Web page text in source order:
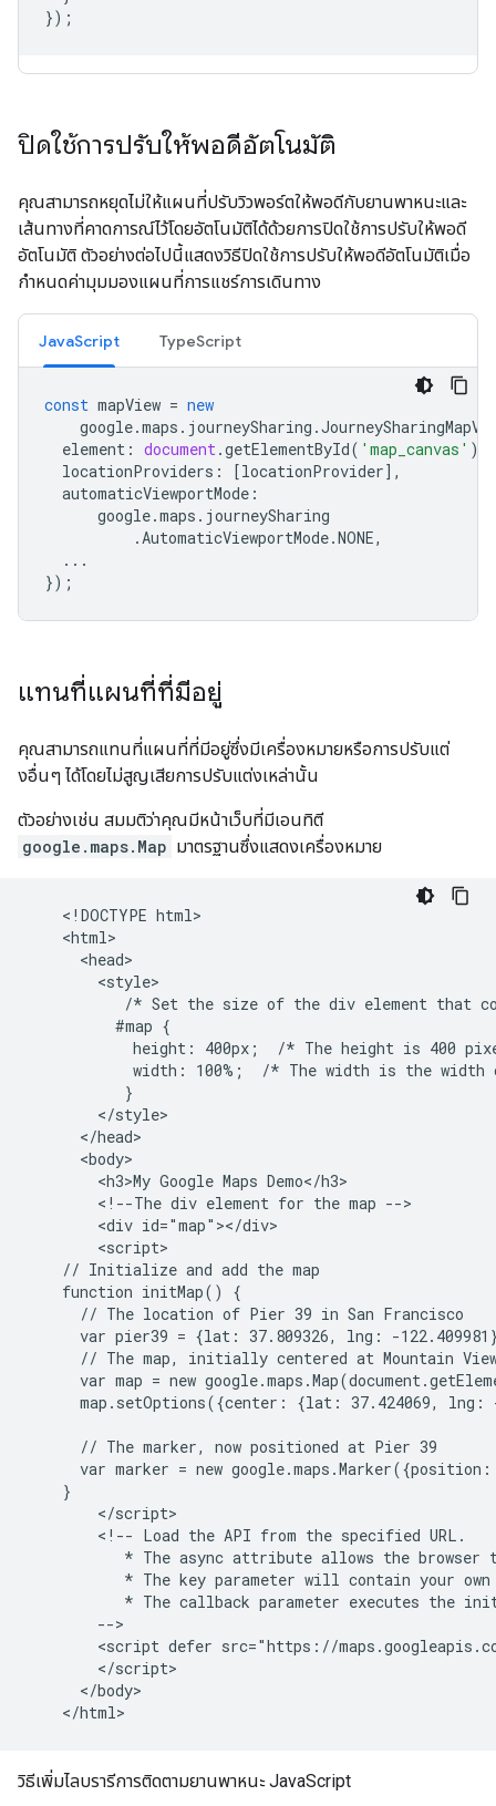
});
ปิดใช้การปรับให้พอดีอัตโนมัติ
คุณสามารถหยุดไม่ให้แผนที่ปรับวิวพอร์ตให้พอดีกับยานพาหนะและ
เส้นทางที่คาดการณ์ไว้โดยอัตโนมัติได้ด้วยการปิดใช้การปรับให้พอดี
อัตโนมัติ ตัวอย่างต่อไปนี้แสดงวิธีปิดใช้การปรับให้พอดีอัตโนมัติเมื่อ
กำหนดค่ามุมมองแผนที่การแชร์การเดินทาง
JavaScript TypeScript
const mapView = new
google.maps . journeySharing .
element : document.getElementById( 'map_canvas' ),
locationProviders : [locationProvider],
automaticViewportMode :
google.maps . journeySharing
.AutomaticViewportMode.NONE,
...
});
แทนที่แผนที่ที่มีอยู่
คุณสามารถแทนที่แผนที่ที่มีอยู่ซึ่งมีเครื่องหมายหรือการปรับแต่
งอื่นๆ ได้โดยไม่สูญเสียการปรับแต่งเหล่านั้น
ตัวอย่างเช่น สมมติว่าคุณมีหน้าเว็บที่มีเอนทิตี
google.maps.Map มาตรฐานซึ่งแสดงเครื่องหมาย
    <!DOCTYPE html>
    <html>
      <head>
        <style>
/* Set the size of the div element that
          #map {
height: 400px;  /* The height is 400
width: 100%;  /* The width is the width
           }
        </style>
      </head>
      <body>
        <h3>My Google Maps Demo</h3>
        <!--The div element for the map -->
        <div id="map"></div>
        <script>
    // Initialize and add the map
    function initMap() {
      // The location of Pier 39 in San Francisco
var pier39 = {lat: 37.809326, lng: -
// The map, initially centered at Mountain
var map = new
map.setOptions({center: {lat: 37.424069, lng:
      // The marker, now positioned at Pier 39
var marker = new
    }
        </script>
        <!-- Load the API from the specified URL.
* The async attribute allows the browser
* The key parameter will contain your
* The callback parameter executes the
        -->
<script defer src="https://
        </script>
      </body>
วิธีเพิ่มไลบรารีการติดตามยานพาหนะ JavaScript